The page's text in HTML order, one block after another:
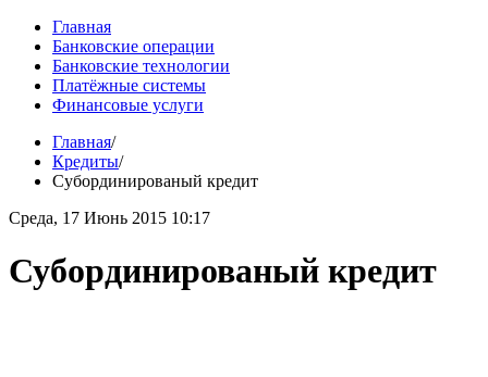
Главная
Банковские операции
Банковские технологии
Платёжные системы
Финансовые услуги
Главная/
Кредиты/
Субординированый кредит
Среда, 17 Июнь 2015 10:17
Субординированый кредит